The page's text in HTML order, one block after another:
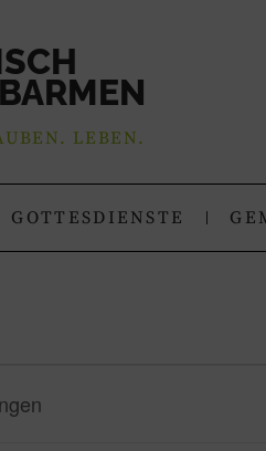
LEBEN.
GOTTESDIENSTE